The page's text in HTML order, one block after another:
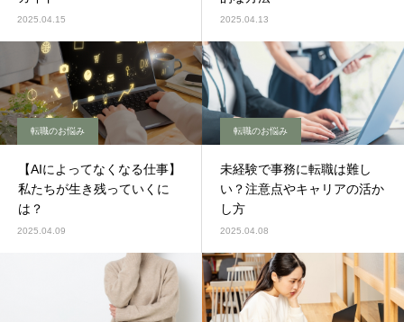
2025.04.15 2025.04.13
転職のお悩み
【AIによってなくなる仕事】
私たちが生き残っていくに
は？
2025.04.09
転職のお悩み
未経験で事務に転職は難し
い？注意点やキャリアの活か
し方
2025.04.08